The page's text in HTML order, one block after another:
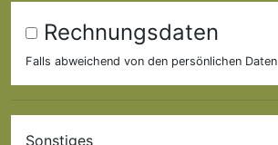
Rechnungsdaten
Falls abweichend von den persönlichen Daten
Sonstiges